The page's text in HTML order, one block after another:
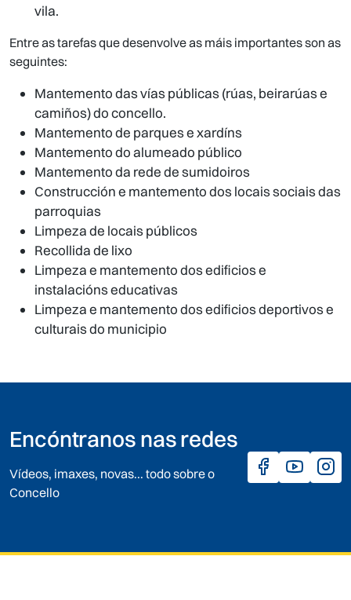
vila.
Entre as tarefas que desenvolve as máis importantes son as
seguintes:
Mantemento das vías públicas (rúas, beirarúas e
camiños) do concello.
Mantemento de parques e xardíns
Mantemento do alumeado público
Mantemento da rede de sumidoiros
Construcción e mantemento dos locais sociais das
parroquias
Limpeza de locais públicos
Recollida de lixo
Limpeza e mantemento dos edificios e
instalacións educativas
Limpeza e mantemento dos edificios deportivos e
culturais do municipio
Encóntranos nas redes
Vídeos, imaxes, novas... todo sobre o
Concello